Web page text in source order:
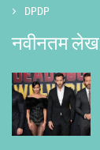
DPDP
नवीनतम लेख